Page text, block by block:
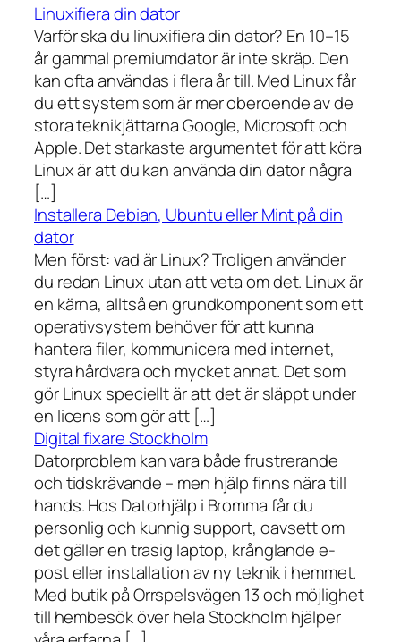
Linuxifiera din dator
Varför ska du linuxifiera din dator? En 10–15
år gammal premiumdator är inte skräp. Den
kan ofta användas i flera år till. Med Linux får
du ett system som är mer oberoende av de
stora teknikjättarna Google, Microsoft och
Apple. Det starkaste argumentet för att köra
Linux är att du kan använda din dator några
[…]
Installera Debian, Ubuntu eller Mint på din
dator
Men först: vad är Linux? Troligen använder
du redan Linux utan att veta om det. Linux är
en kärna, alltså en grundkomponent som ett
operativsystem behöver för att kunna
hantera filer, kommunicera med internet,
styra hårdvara och mycket annat. Det som
gör Linux speciellt är att det är släppt under
en licens som gör att […]
Digital fixare Stockholm
Datorproblem kan vara både frustrerande
och tidskrävande – men hjälp finns nära till
hands. Hos Datorhjälp i Bromma får du
personlig och kunnig support, oavsett om
det gäller en trasig laptop, krånglande e-
post eller installation av ny teknik i hemmet.
Med butik på Orrspelsvägen 13 och möjlighet
till hembesök över hela Stockholm hjälper